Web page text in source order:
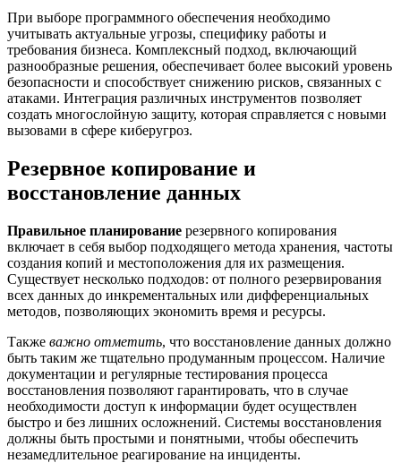
При выборе программного обеспечения необходимо
учитывать актуальные угрозы, специфику работы и
требования бизнеса. Комплексный подход, включающий
разнообразные решения, обеспечивает более высокий уровень
безопасности и способствует снижению рисков, связанных с
атаками. Интеграция различных инструментов позволяет
создать многослойную защиту, которая справляется с новыми
вызовами в сфере киберугроз.
Резервное копирование и
восстановление данных
Правильное планирование резервного копирования
включает в себя выбор подходящего метода хранения, частоты
создания копий и местоположения для их размещения.
Существует несколько подходов: от полного резервирования
всех данных до инкрементальных или дифференциальных
методов, позволяющих экономить время и ресурсы.
Также важно отметить, что восстановление данных должно
быть таким же тщательно продуманным процессом. Наличие
документации и регулярные тестирования процесса
восстановления позволяют гарантировать, что в случае
необходимости доступ к информации будет осуществлен
быстро и без лишних осложнений. Системы восстановления
должны быть простыми и понятными, чтобы обеспечить
незамедлительное реагирование на инциденты.